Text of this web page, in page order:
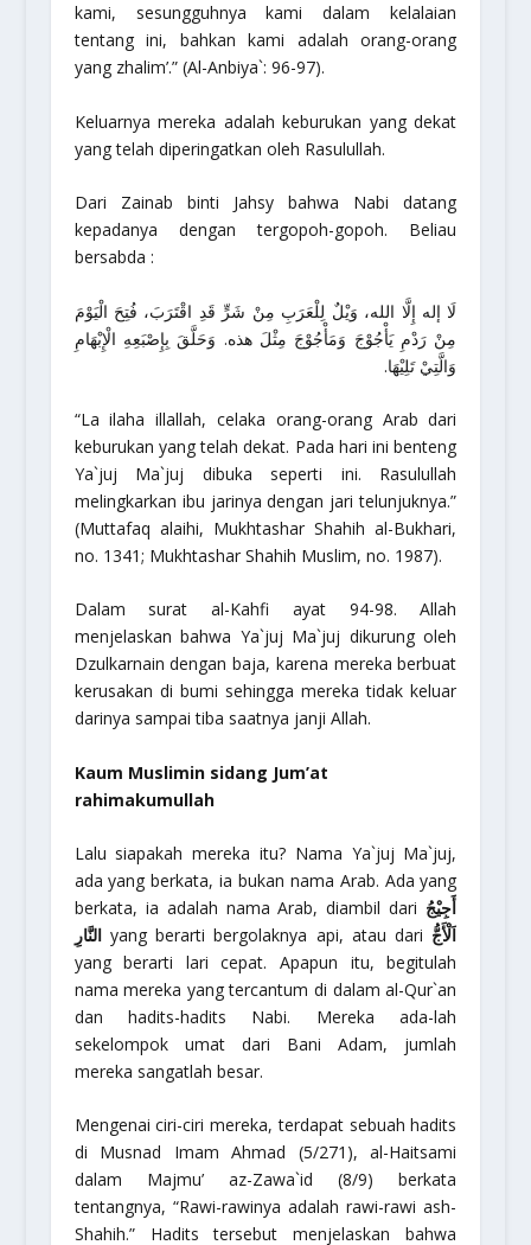
kami, sesungguhnya kami dalam kelalaian
tentang ini, bahkan kami adalah orang-orang
yang zhalim’.”(Al-Anbiya`: 96-97).
Keluarnya mereka adalah keburukan yang dekat
yang telah diperingatkan oleh Rasulullah.
Dari Zainab binti Jahsy bahwa Nabi datang
kepadanya dengan tergopoh-gopoh. Beliau
bersabda :
لَا إله إِلَّا الله، وَيْلٌ لِلْعَرَبِ مِنْ شَرٍّ قَدِ اقْتَرَبَ، فُتِحَ الْيَوْمَ
مِنْ رَدْمِ يَأْجُوْجَ وَمَأْجُوْجَ مِثْلَ هذه. وَحَلَّقَ بِإِصْبَعِهِ الْإِبْهَامِ
وَالَّتِيْ تَلِيْهَا.
“La ilaha illallah, celaka orang-orang Arab dari
keburukan yang telah dekat. Pada hari ini benteng
Ya`juj Ma`juj dibuka seperti ini. Rasulullah
melingkarkan ibu jarinya dengan jari telunjuknya.”
(Muttafaq alaihi, Mukhtashar Shahih al-Bukhari,
no. 1341; Mukhtashar Shahih Muslim, no. 1987).
Dalam surat al-Kahfi ayat 94-98. Allah
menjelaskan bahwa Ya`juj Ma`juj dikurung oleh
Dzulkarnain dengan baja, karena mereka berbuat
kerusakan di bumi sehingga mereka tidak keluar
darinya sampai tiba saatnya janji Allah.
Kaum Muslimin sidang Jum’at
rahimakumullah
Lalu siapakah mereka itu? Nama Ya`juj Ma`juj,
ada yang berkata, ia bukan nama Arab. Ada yang
berkata, ia adalah nama Arab, diambil dari
النَّارِ yang berarti bergolaknya api, atau dari اَلْأَجُّ
yang berarti lari cepat. Apapun itu, begitulah
nama mereka yang tercantum di dalam al-Qur`an
dan hadits-hadits Nabi. Mereka ada-lah
sekelompok umat dari Bani Adam, jumlah
mereka sangatlah besar.
Mengenai ciri-ciri mereka, terdapat sebuah hadits
di Musnad Imam Ahmad (5/271), al-Haitsami
dalam Majmu’ az-Zawa`id (8/9) berkata
tentangnya, “Rawi-rawinya adalah rawi-rawiash-
Shahih.” Hadits tersebut menjelaskan bahwa